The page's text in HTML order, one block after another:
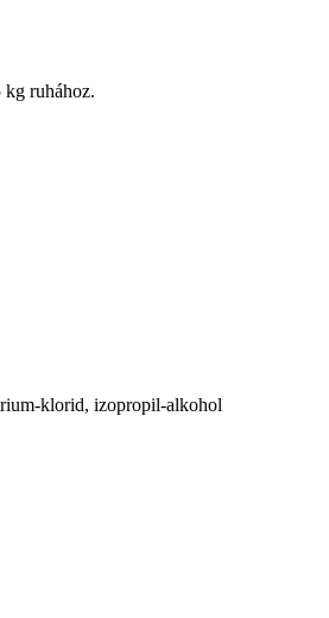
kg ruhához.
klorid, izopropil-alkohol